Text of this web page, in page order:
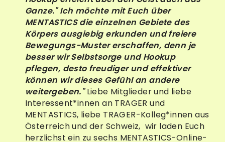
Ganze." Ich möchte mit Euch über
MENTASTICS die einzelnen Gebiete des
Körpers ausgiebig erkunden und freiere
Bewegungs-Muster erschaffen, denn je
besser wir Selbstsorge und Hookup
pflegen, desto freudiger und effektiver
können wir dieses Gefühl an andere
weitergeben."Liebe Mitglieder und liebe
Interessent*innen an TRAGER und
MENTASTICS, liebe TRAGER-Kolleg*innen aus
Österreich und der Schweiz, wir laden Euch
herzlichst ein zu sechs MENTASTICS-Online-